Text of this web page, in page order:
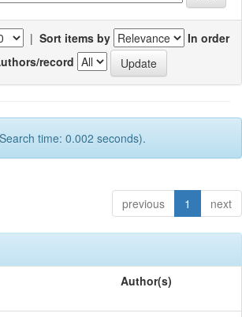
| Sort items by
In order
record
time: 0.002 seconds).
previous 1 next
Author(s)